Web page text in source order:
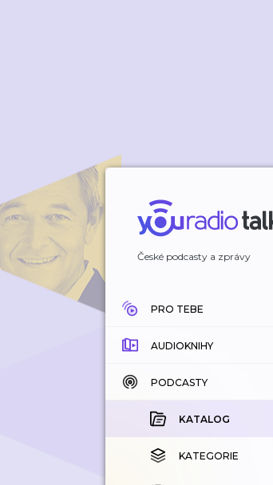
České podcasty a zprávy
PRO TEBE
AUDIOKNIHY
KATALOG
KOUPENÉ
KATEGORIE
PODCASTY
KATALOG
KATEGORIE